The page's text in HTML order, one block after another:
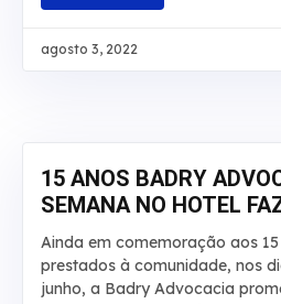
morais e aumentou a
um homem que teve por
agosto 3, 2022
15 ANOS BADRY
SEMANA NO HOTEL
BANDEIRANTES
Ainda em comemoração aos
prestados à comunidade, nos
junho, a Badry Advocacia